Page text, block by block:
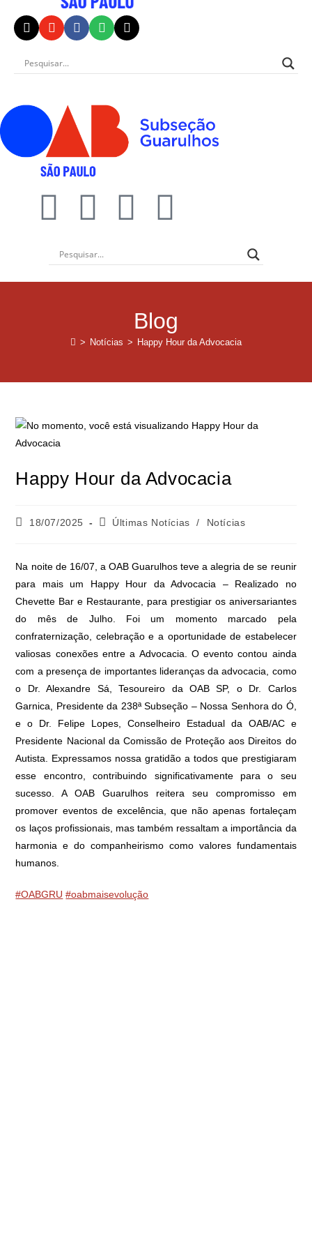
Blog
> Notícias > Happy Hour da Advocacia
Happy Hour da Advocacia
18/07/2025 Últimas Notícias / Notícias
Na noite de 16/07, a OAB Guarulhos teve a alegria de se reunir
para mais um Happy Hour da Advocacia – Realizado no
Chevette Bar e Restaurante, para prestigiar os aniversariantes
do mês de Julho. Foi um momento marcado pela
confraternização, celebração e a oportunidade de estabelecer
valiosas conexões entre a Advocacia. O evento contou ainda
com a presença de importantes lideranças da advocacia, como
o Dr. Alexandre Sá, Tesoureiro da OAB SP, o Dr. Carlos
Garnica, Presidente da 238ª Subseção – Nossa Senhora do Ó,
e o Dr. Felipe Lopes, Conselheiro Estadual da OAB/AC e
Presidente Nacional da Comissão de Proteção aos Direitos do
Autista. Expressamos nossa gratidão a todos que prestigiaram
esse encontro, contribuindo significativamente para o seu
sucesso. A OAB Guarulhos reitera seu compromisso em
promover eventos de excelência, que não apenas fortaleçam
os laços profissionais, mas também ressaltam a importância da
harmonia e do companheirismo como valores fundamentais
humanos.
#OABGRU #oabmaisevolução